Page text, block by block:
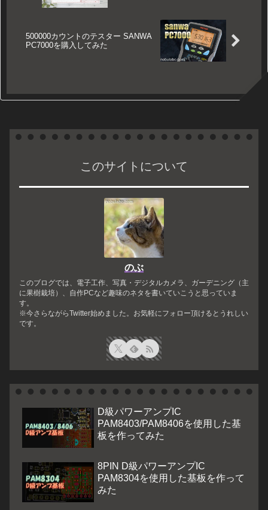
500000カウントのテスター SANWA
PC7000を購入してみた
このサイトについて
のぶ
このブログでは、電子工作、写真・デジタルカメラ、ガーデニング（主
に果樹栽培）、自作PCなど趣味のネタを書いていこうと思っていま
す。
※今さらながらTwitter始めました。お気軽にフォロー頂けるとうれしい
です。
D級パワーアンプIC
PAM8403/PAM8406を使用した基
板を作ってみた
8PIN D級パワーアンプIC
PAM8304を使用した基板を作って
みた